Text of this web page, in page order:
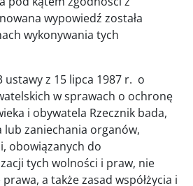
wypowiedź została
wykonywania tych
ustawy z 15 lipca 1987 r. o
w sprawach o ochronę
i obywatela Rzecznik bada,
lub zaniechania organów,
obowiązanych do
tych wolności i praw, nie
a także zasad współżycia i